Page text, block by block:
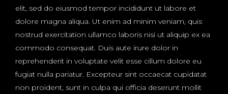
elit, sed do eiusmod tempor incididunt ut labore et
dolore magna aliqua. Ut enim ad minim veniam, quis
nostrud exercitation ullamco laboris nisi ut aliquip ex ea
commodo consequat. Duis aute irure dolor in
reprehenderit in voluptate velit esse cillum dolore eu
fugiat nulla pariatur. Excepteur sint occaecat cupidatat
non proident, sunt in culpa qui officia deserunt mollit